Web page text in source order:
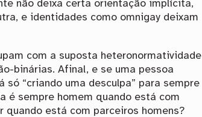
não deixa certa orientação implícita,
e identidades como omnigay deixam
com a suposta heteronormatividade
binárias. Afinal, e se uma pessoa
só “criando uma desculpa” para sempre
é sempre homem quando está com
quando está com parceiros homens?